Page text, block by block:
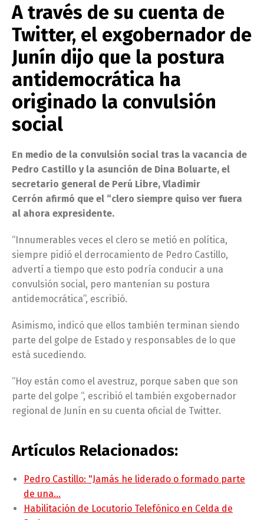
A través de su cuenta de
Twitter, el exgobernador de
Junín dijo que la postura
antidemocrática ha
originado la convulsión
social
En medio de la convulsión social tras la vacancia de
Pedro Castillo y la asunción de Dina Boluarte, el
secretario general de Perú Libre, Vladimir
Cerrón afirmó que el “clero siempre quiso ver fuera
al ahora expresidente.
“Innumerables veces el clero se metió en política,
siempre pidió el derrocamiento de Pedro Castillo,
advertí a tiempo que esto podría conducir a una
convulsión social, pero mantenían su postura
antidemocrática”, escribió.
Asimismo, indicó que ellos también terminan siendo
parte del golpe de Estado y responsables de lo que
está sucediendo.
“Hoy están como el avestruz, porque saben que son
parte del golpe “, escribió el también exgobernador
regional de Junín en su cuenta oficial de Twitter.
Artículos Relacionados:
Pedro Castillo: "Jamás he liderado o formado parte
de una…
Habilitación de Locutorio Telefónico en Celda de